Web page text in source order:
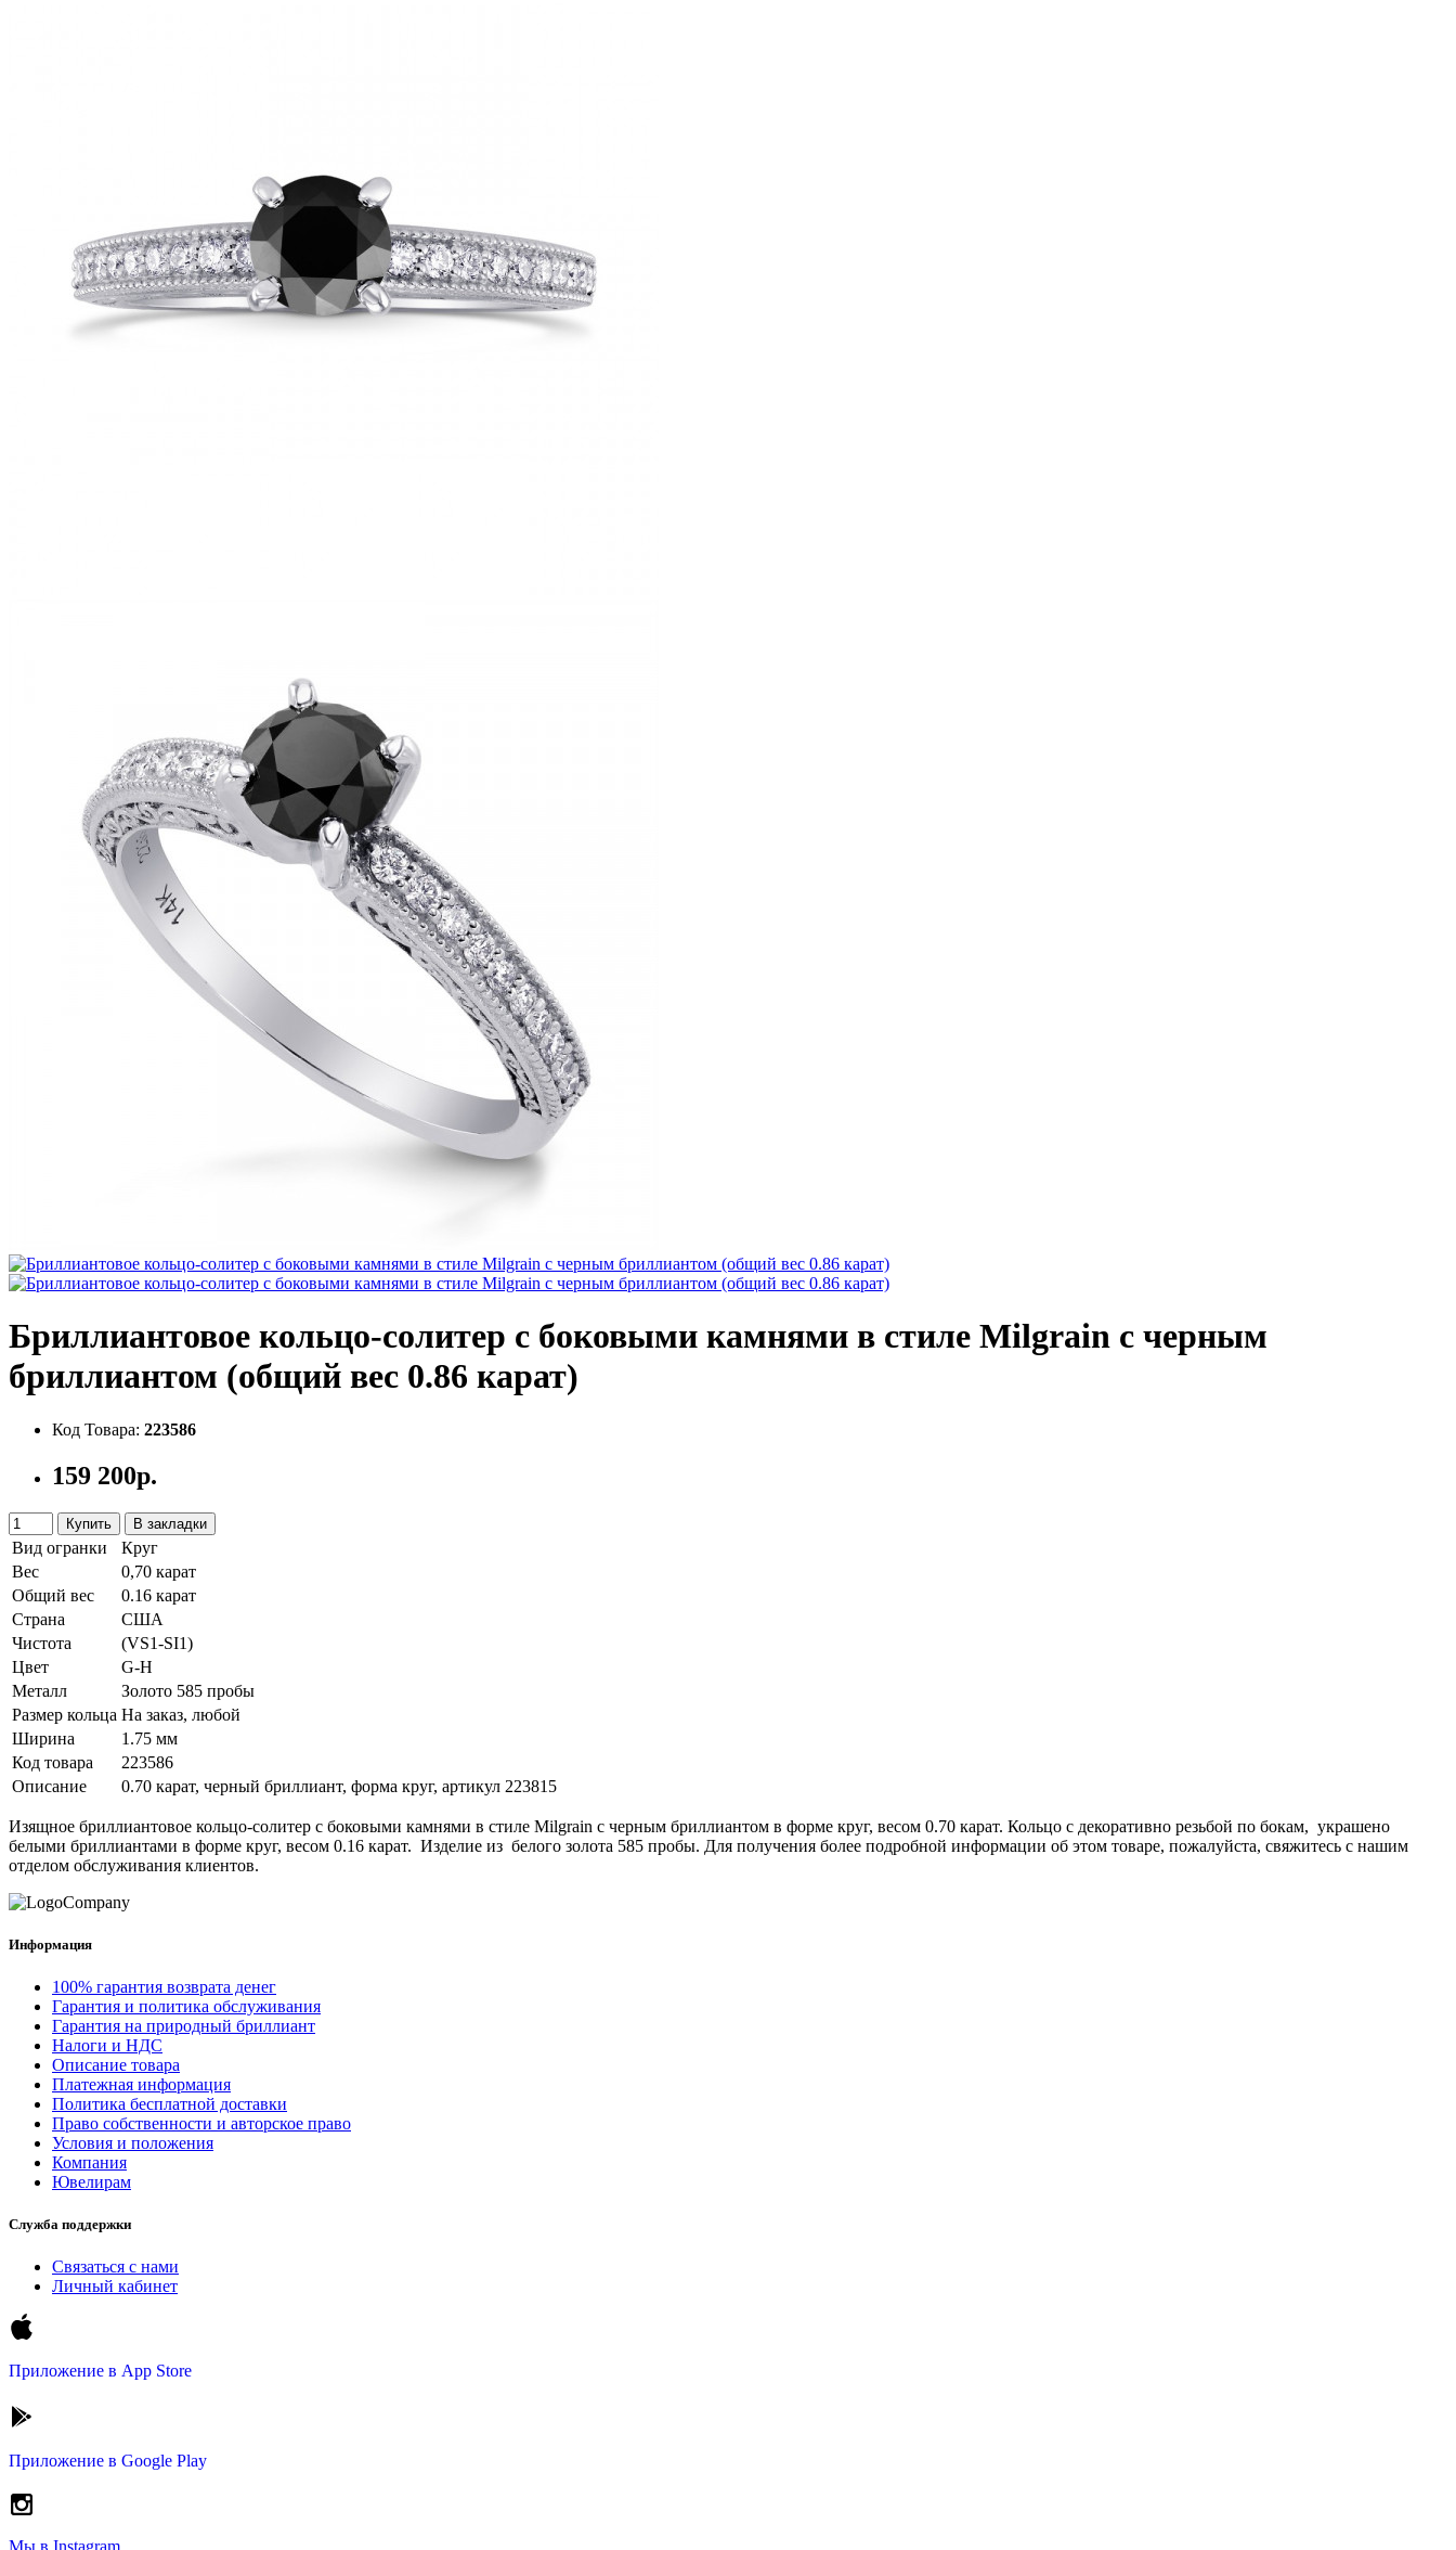
Бриллиантовое кольцо-солитер с боковыми камнями в стиле Milgrain с черным
бриллиантом (общий вес 0.86 карат)
Код Товара: 223586
159 200р.
Купить В закладки
Вид огранки
Круг
Вес
0,70 карат
Общий вес
0.16 карат
Страна
США
Чистота
(VS1-SI1)
Цвет
G-H
Металл
Золото 585 пробы
Размер кольца На заказ, любой
Ширина
1.75 мм
Код товара
223586
Описание
0.70 карат, черный бриллиант, форма круг, артикул 223815
Изящное бриллиантовое кольцо-солитер с боковыми камнями в стиле Milgrain с черным бриллиантом в форме круг, весом 0.70 карат. Кольцо с декоративно резьбой по бокам, украшено
белыми бриллиантами в форме круг, весом 0.16 карат. Изделие из белого золота 585 пробы. Для получения более подробной информации об этом товаре, пожалуйста, свяжитесь с нашим
отделом обслуживания клиентов.
Информация
100% гарантия возврата денег
Гарантия и политика обслуживания
Гарантия на природный бриллиант
Налоги и НДС
Описание товара
Платежная информация
Политика бесплатной доставки
Право собственности и авторское право
Условия и положения
Компания
Ювелирам
Служба поддержки
Связаться с нами
Личный кабинет
Приложение в App Store
Приложение в Google Play